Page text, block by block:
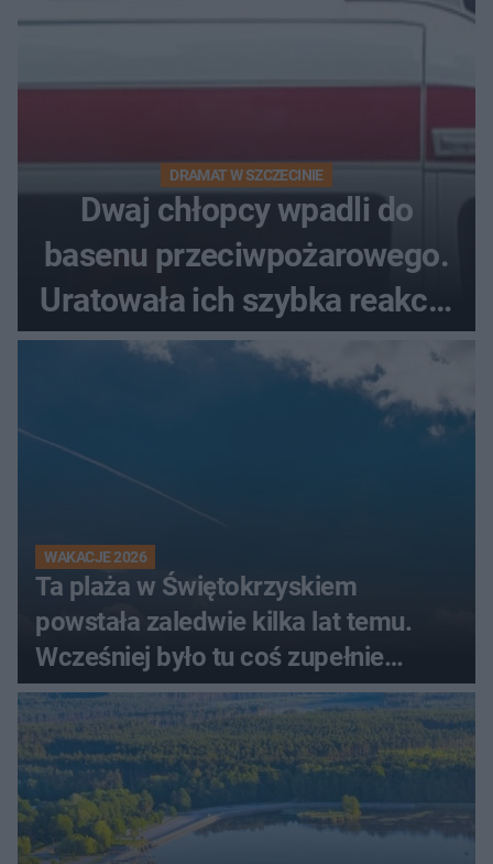
DRAMAT W SZCZECINIE
Dwaj chłopcy wpadli do
basenu przeciwpożarowego.
Uratowała ich szybka reakcja
świadków
WAKACJE 2026
Ta plaża w Świętokrzyskiem
powstała zaledwie kilka lat temu.
Wcześniej było tu coś zupełnie
innego